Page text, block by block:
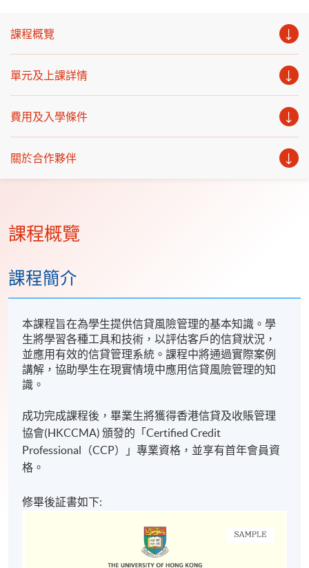
課程概覽
單元及上課詳情
費用及入學條件
關於合作夥伴
課程概覽
課程簡介
本課程旨在為學生提供信貸風險管理的基本知識。學
生將學習各種工具和技術，以評估客戶的信貸狀況，
並應用有效的信貸管理系統。課程中將通過實際案例
講解，協助學生在現實情境中應用信貸風險管理的知
識。
成功完成課程後，畢業生將獲得香港信貸及收賬管理
協會(HKCCMA) 頒發的「Certified Credit
Professional（CCP）」專業資格，並享有首年會員資
格。
修畢後証書如下: